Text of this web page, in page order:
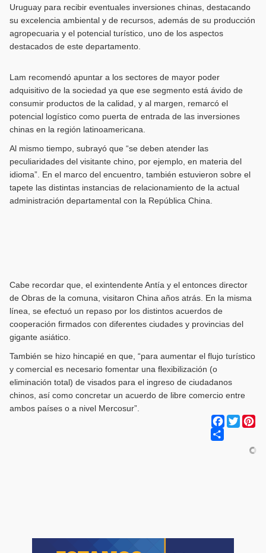
Uruguay para recibir eventuales inversiones chinas, destacando
su excelencia ambiental y de recursos, además de su producción
agropecuaria y el potencial turístico, uno de los aspectos
destacados de este departamento.
Lam recomendó apuntar a los sectores de mayor poder
adquisitivo de la sociedad ya que ese segmento está ávido de
consumir productos de la calidad, y al margen, remarcó el
potencial logístico como puerta de entrada de las inversiones
chinas en la región latinoamericana.
Al mismo tiempo, subrayó que “se deben atender las
peculiaridades del visitante chino, por ejemplo, en materia del
idioma”. En el marco del encuentro, también estuvieron sobre el
tapete las distintas instancias de relacionamiento de la actual
administración departamental con la República China.
Cabe recordar que, el exintendente Antía y el entonces director
de Obras de la comuna, visitaron China años atrás. En la misma
línea, se efectuó un repaso por los distintos acuerdos de
cooperación firmados con diferentes ciudades y provincias del
gigante asiático.
También se hizo hincapié en que, “para aumentar el flujo turístico
y comercial es necesario fomentar una flexibilización (o
eliminación total) de visados para el ingreso de ciudadanos
chinos, así como concretar un acuerdo de libre comercio entre
ambos países o a nivel Mercosur”.
Facebook
Twitter